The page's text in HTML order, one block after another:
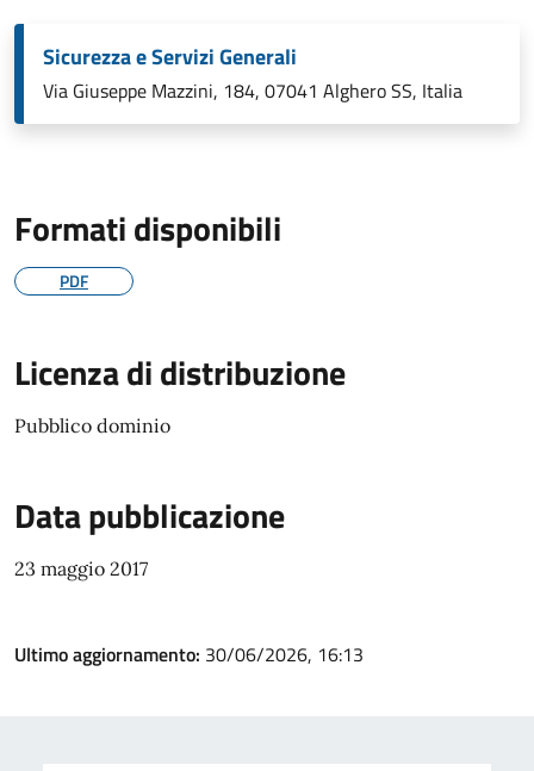
Sicurezza e Servizi Generali
Via Giuseppe Mazzini, 184, 07041 Alghero SS, Italia
Formati disponibili
PDF
Licenza di distribuzione
Pubblico dominio
Data pubblicazione
23 maggio 2017
Ultimo aggiornamento: 30/06/2026, 16:13